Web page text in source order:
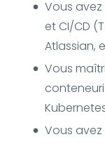
Vous
et CI/CD
Atlassian,
Vous
Vous avez